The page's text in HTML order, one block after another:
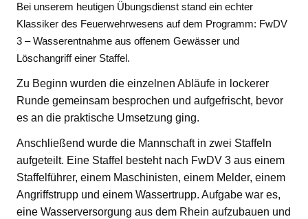
Bei unserem heutigen Übungsdienst stand ein echter
Klassiker des Feuerwehrwesens auf dem Programm: FwDV
3 – Wasserentnahme aus offenem Gewässer und
Löschangriff einer Staffel.
Zu Beginn wurden die einzelnen Abläufe in lockerer
Runde gemeinsam besprochen und aufgefrischt, bevor
es an die praktische Umsetzung ging.
Anschließend wurde die Mannschaft in zwei Staffeln
aufgeteilt. Eine Staffel besteht nach FwDV 3 aus einem
Staffelführer, einem Maschinisten, einem Melder, einem
Angriffstrupp und einem Wassertrupp. Aufgabe war es,
eine Wasserversorgung aus dem Rhein aufzubauen und